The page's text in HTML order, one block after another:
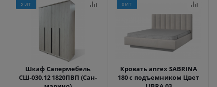
ХИТ
Шкаф Сапермебель
СШ-030.12 1820ПВП (Сан-
ХИТ
Кровать anrex SABRINA
180 с подъемником Цвет